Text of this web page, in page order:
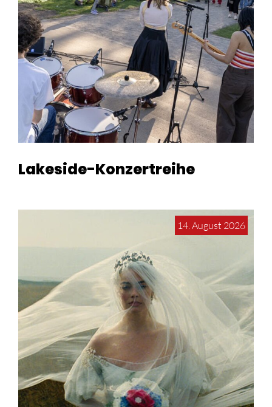
Lakeside-Konzertreihe
14. August 2026